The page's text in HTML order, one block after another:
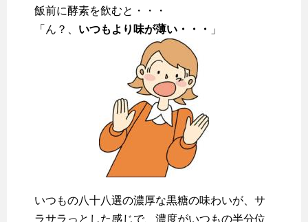
飯前に酵素を飲むと・・・
「ん？、 いつもより味が薄い・・・ 」
いつもの八十八選の濃厚な黒糖の味わいが、サ
ラサラっとした感じで、濃度がいつもの半分位